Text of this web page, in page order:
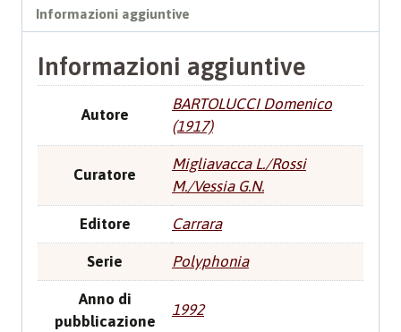
Informazioni aggiuntive
Informazioni aggiuntive
Autore
BARTOLUCCI Domenico
(1917)
Curatore
Migliavacca L./Rossi
M./Vessia G.N.
Editore Carrara
Serie Polyphonia
Anno di
pubblicazione
1992